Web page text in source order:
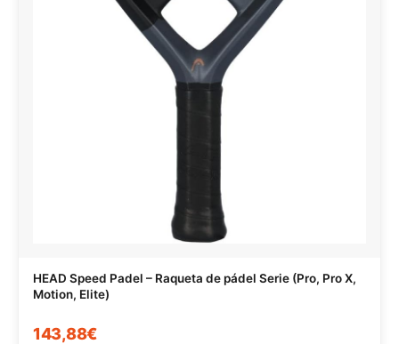
HEAD Speed Padel – Raqueta de pádel Serie (Pro, Pro X,
Motion, Elite)
143,88€